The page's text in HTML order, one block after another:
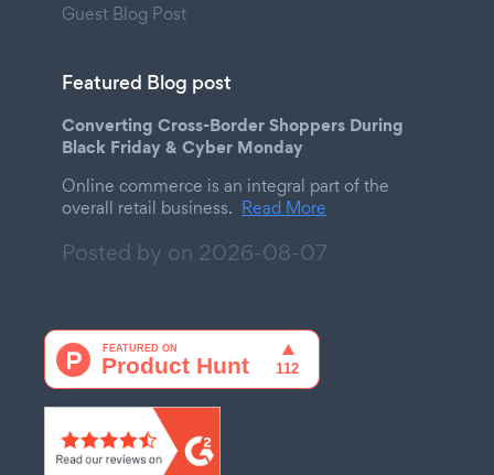
Guest Blog Post
Featured Blog post
Converting Cross-Border Shoppers During
Black Friday & Cyber Monday
Online commerce is an integral part of the
overall retail business. Read More
Posted by on 2026-08-07